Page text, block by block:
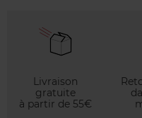
Livraison
gratuite
à partir de 55€